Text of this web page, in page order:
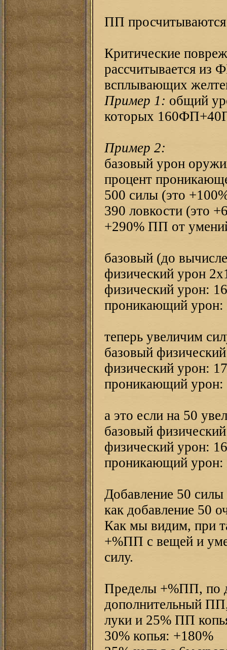
ПП
Критические
рассчитывается из
всплывающих
Пример 1: общий
которых
Пример 2:
базовый урон
процент
500 силы (это
390 ловкости (это
+290% ПП от
базовый (до
физический урон
физический урон:
проникающий урон:
теперь увеличим
базовый
физический урон:
проникающий урон:
а это если на 50
базовый
физический урон:
проникающий урон:
Добавление 50
как добавление 50
Как мы видим, при
+%ПП с вещей и
силу.
Пределы +%ПП, по
дополнительный
луки и 25% ПП
30% копья: +180%